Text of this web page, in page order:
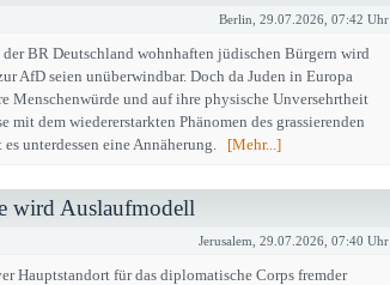
Berlin, 29.07.2026, 07:42 Uhr
BR Deutschland wohnhaften jüdischen Bürgern wird
AfD seien unüberwindbar. Doch da Juden in Europa
Menschenwürde und auf ihre physische Unversehrtheit
dem wiedererstarkten Phänomen des grassierenden
unterdessen eine Annäherung. [Mehr...]
wird Auslaufmodell
Jerusalem, 29.07.2026, 07:40 Uhr
Hauptstandort für das diplomatische Corps fremder